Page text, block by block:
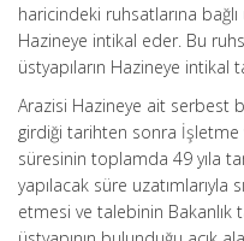
haricindeki ruhsatlarına
Hazineye intikal eder. Bu
üstyapıların Hazineye intikal
Arazisi Hazineye ait serbest
girdiği tarihten sonra İşletme
süresinin toplamda 49 yıla
yapılacak süre uzatımlarıyla
etmesi ve talebinin Bakanlık